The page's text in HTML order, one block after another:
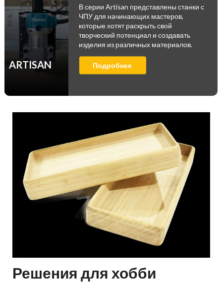
ARTISAN
В серии Artisan представлены станки с
ЧПУ для начинающих мастеров,
которые хотят раскрыть свой
творческий потенциал и создавать
изделия из различных материалов.
Подробнее
Решения для хобби